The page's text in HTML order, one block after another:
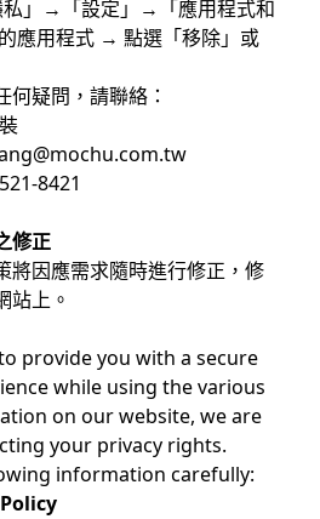
私」→「設定」→「應用程式和
應用程式 → 點選「移除」或
何疑問，請聯絡：
8421
修正
將因應需求隨時進行修正，修
站上。
provide you with a secure
while using the various
on our website, we are
your privacy rights.
information carefully: